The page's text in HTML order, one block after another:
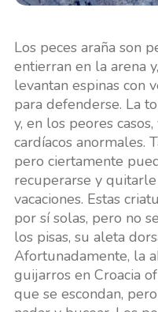
Los peces araña son
entierran en la arena
levantan espinas con
para defenderse. La
y, en los peores
cardíacos anormales.
pero ciertamente
recuperarse y
vacaciones. Estas
por sí solas, pero no
los pisas, su aleta
Afortunadamente, la
guijarros en Croacia
que se escondan,